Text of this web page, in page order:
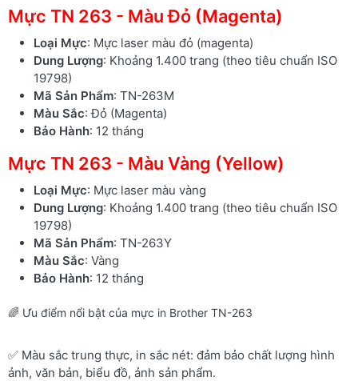
Mực TN 263 - Màu Đỏ (Magenta)
Loại Mực: Mực laser màu đỏ (magenta)
Dung Lượng: Khoảng 1.400 trang (theo tiêu chuẩn ISO
19798)
Mã Sản Phẩm: TN-263M
Màu Sắc: Đỏ (Magenta)
Bảo Hành: 12 tháng
Mực TN 263 - Màu Vàng (Yellow)
Loại Mực: Mực laser màu vàng
Dung Lượng: Khoảng 1.400 trang (theo tiêu chuẩn ISO
19798)
Mã Sản Phẩm: TN-263Y
Màu Sắc: Vàng
Bảo Hành: 12 tháng
🌈 Ưu điểm nổi bật của mực in Brother TN-263
✅ Màu sắc trung thực, in sắc nét: đảm bảo chất lượng hình
ảnh, văn bản, biểu đồ, ảnh sản phẩm.